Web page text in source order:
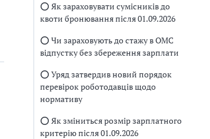
⭕️ Як зараховувати сумісників до
квоти бронювання після 01.09.2026
⭕️ Чи зараховують до стажу в ОМС
відпустку без збереження зарплати
⭕️ Уряд затвердив новий порядок
перевірок роботодавців щодо
нормативу
⭕️ Як зміниться розмір зарплатного
критерію після 01.09.2026